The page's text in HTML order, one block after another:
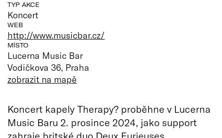
TYP AKCE
Koncert
WEB
http://www.musicbar.cz/
MÍSTO
Lucerna Music Bar
Vodičkova 36, Praha
zobrazit na mapě
Koncert kapely Therapy? proběhne v Lucerna
Music Baru 2. prosince 2024, jako support
zahraje britské duo Deux Furieuses.